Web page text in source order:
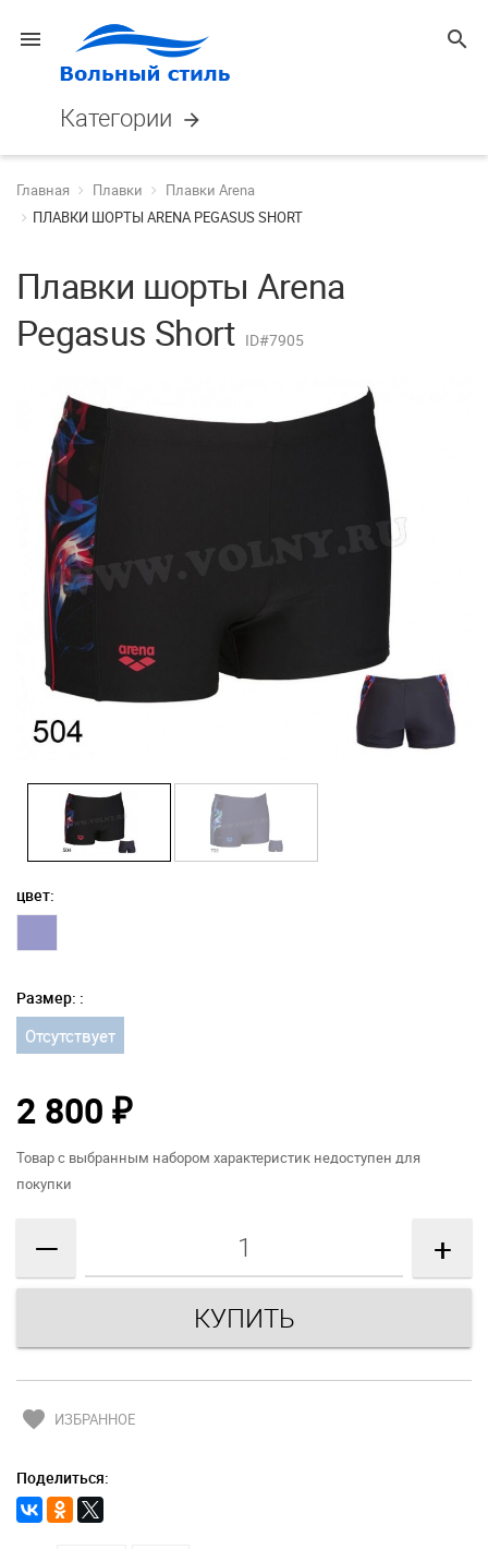
menu search
Категории arrow_forward
Главная Плавки
Плавки Arena
ПЛАВКИ ШОРТЫ ARENA PEGASUS SHORT
Плавки шорты Arena
Pegasus Short ID#7905
цвет:
Размер: :
Отсутствует
2 800 ₽
Товар с выбранным набором характеристик недоступен для
покупки
— +
favorite ИЗБРАННОЕ
Поделиться: